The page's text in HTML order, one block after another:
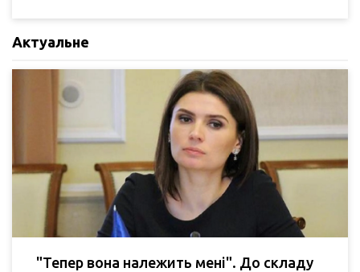
Актуальне
"Тепер вона належить мені". До складу